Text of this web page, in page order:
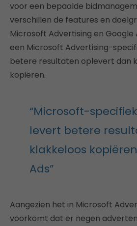
voor een bepaalde
verschillen de features en
Microsoft Advertising en
een Microsoft Advertising-
betere resultaten oplevert dan
kopiëren.
“Microsoft-
levert betere
klakkeloos
Ads”
Aangezien het in Microsoft
voorkomt dat er negen